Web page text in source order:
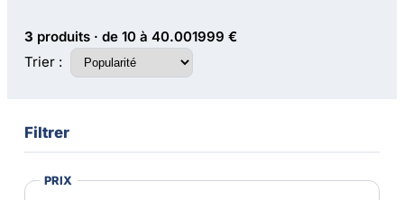
3 produits · de 10 à 40.001999 €
Trier :
Filtrer
PRIX